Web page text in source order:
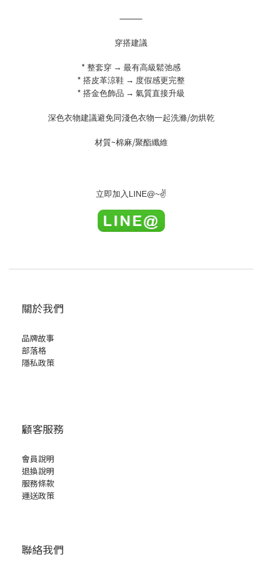
⸻
穿搭建議
* 整套穿 → 最有高級鬆弛感
* 搭皮革涼鞋 → 度假感更完整
* 搭金色飾品 → 氣質直接升級
深色衣物建議避免同淺色衣物一起洗滌/勿烘乾
材質~棉麻/聚酯纖維
立即加入 LINE@~✌
關於我們
品牌故事
部落格
隱私政策
顧客服務
會員說明
退換說明
服務條款
運送政策
聯絡我們